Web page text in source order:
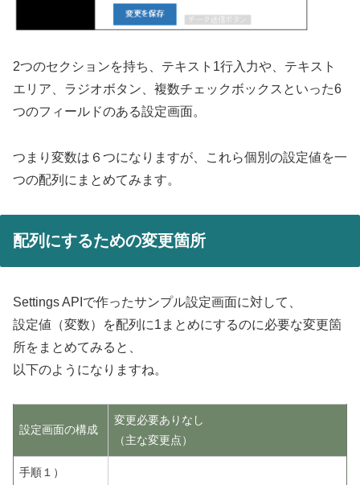
2つのセクションを持ち、テキスト1行入力や、テキスト
エリア、ラジオボタン、複数チェックボックスといった6
つのフィールドのある設定画面。
つまり変数は６つになりますが、これら個別の設定値を一
つの配列にまとめてみます。
配列にするための変更箇所
Settings APIで作ったサンプル設定画面に対して、
設定値（変数）を配列に1まとめにするのに必要な変更箇
所をまとめてみると、
以下のようになりますね。
設定画面の構成
変更必要ありなし
（主な変更点）
手順１）